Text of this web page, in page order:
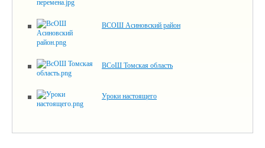
ВСОШ Асиновский район
ВСоШ Томская область
Уроки настоящего